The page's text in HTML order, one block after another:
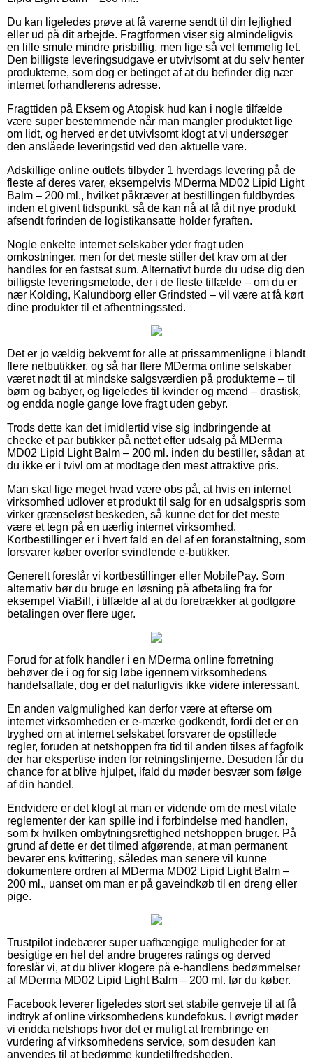
Du kan ligeledes prøve at få varerne sendt til din lejlighed
eller ud på dit arbejde. Fragtformen viser sig almindeligvis
en lille smule mindre prisbillig, men lige så vel temmelig let.
Den billigste leveringsudgave er utvivlsomt at du selv henter
produkterne, som dog er betinget af at du befinder dig nær
internet forhandlerens adresse.
Fragttiden på Eksem og Atopisk hud kan i nogle tilfælde
være super bestemmende når man mangler produktet lige
om lidt, og herved er det utvivlsomt klogt at vi undersøger
den anslåede leveringstid ved den aktuelle vare.
Adskillige online outlets tilbyder 1 hverdags levering på de
fleste af deres varer, eksempelvis MDerma MD02 Lipid Light
Balm – 200 ml., hvilket påkræver at bestillingen fuldbyrdes
inden et givent tidspunkt, så de kan nå at få dit nye produkt
afsendt forinden de logistikansatte holder fyraften.
Nogle enkelte internet selskaber yder fragt uden
omkostninger, men for det meste stiller det krav om at der
handles for en fastsat sum. Alternativt burde du udse dig den
billigste leveringsmetode, der i de fleste tilfælde – om du er
nær Kolding, Kalundborg eller Grindsted – vil være at få kørt
dine produkter til et afhentningssted.
Det er jo vældig bekvemt for alle at prissammenligne i blandt
flere netbutikker, og så har flere MDerma online selskaber
været nødt til at mindske salgsværdien på produkterne – til
børn og babyer, og ligeledes til kvinder og mænd – drastisk,
og endda nogle gange love fragt uden gebyr.
Trods dette kan det imidlertid vise sig indbringende at
checke et par butikker på nettet efter udsalg på MDerma
MD02 Lipid Light Balm – 200 ml. inden du bestiller, sådan at
du ikke er i tvivl om at modtage den mest attraktive pris.
Man skal lige meget hvad være obs på, at hvis en internet
virksomhed udlover et produkt til salg for en udsalgspris som
virker grænseløst beskeden, så kunne det for det meste
være et tegn på en uærlig internet virksomhed.
Kortbestillinger er i hvert fald en del af en foranstaltning, som
forsvarer køber overfor svindlende e-butikker.
Generelt foreslår vi kortbestillinger eller MobilePay. Som
alternativ bør du bruge en løsning på afbetaling fra for
eksempel ViaBill, i tilfælde af at du foretrækker at godtgøre
betalingen over flere uger.
Forud for at folk handler i en MDerma online forretning
behøver de i og for sig løbe igennem virksomhedens
handelsaftale, dog er det naturligvis ikke videre interessant.
En anden valgmulighed kan derfor være at efterse om
internet virksomheden er e-mærke godkendt, fordi det er en
tryghed om at internet selskabet forsvarer de opstillede
regler, foruden at netshoppen fra tid til anden tilses af fagfolk
der har ekspertise inden for retningslinjerne. Desuden får du
chance for at blive hjulpet, ifald du møder besvær som følge
af din handel.
Endvidere er det klogt at man er vidende om de mest vitale
reglementer der kan spille ind i forbindelse med handlen,
som fx hvilken ombytningsrettighed netshoppen bruger. På
grund af dette er det tilmed afgørende, at man permanent
bevarer ens kvittering, således man senere vil kunne
dokumentere ordren af MDerma MD02 Lipid Light Balm –
200 ml., uanset om man er på gaveindkøb til en dreng eller
pige.
Trustpilot indebærer super uafhængige muligheder for at
besigtige en hel del andre brugeres ratings og derved
foreslår vi, at du bliver klogere på e-handlens bedømmelser
af MDerma MD02 Lipid Light Balm – 200 ml. før du køber.
Facebook leverer ligeledes stort set stabile genveje til at få
indtryk af online virksomhedens kundefokus. I øvrigt møder
vi endda netshops hvor det er muligt at frembringe en
vurdering af virksomhedens service, som desuden kan
anvendes til at bedømme kundetilfredsheden.